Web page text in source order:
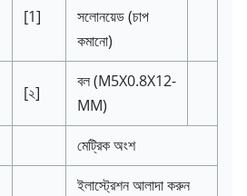
[1]
সলোনয়েড(চাপ
কমানো)
[২]
বল(M5X0.8X12-
MM)
মেট্রিক অংশ
ইলাস্ট্রেশন আলাদা করুন